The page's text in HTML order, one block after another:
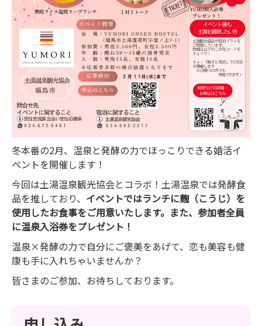
冬本番の2月、温泉と発酵の力でほっこりできる婚活イ
ベントを開催します！
今回は土湯温泉観光協会とコラボ！土湯温泉では発酵食
品を推しており、 イベントではランチに麹（こうじ）を
使用したお食事をご用意いたします。また、参加者全員
に温泉入浴券をプレゼント！
温泉×発酵の力で自分にご褒美をあげて、恋も美容も健
康も手に入れちゃいませんか？
皆さまのご参加、お待ちしております。